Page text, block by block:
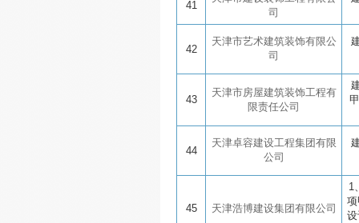
41
司
42
天津市艺术建筑装饰有限公
司
43
天津市房屋建筑装饰工程有
限责任公司
44
天津卓容建设工程集团有限
公司
45 天津浩博建设集团有限公司
1